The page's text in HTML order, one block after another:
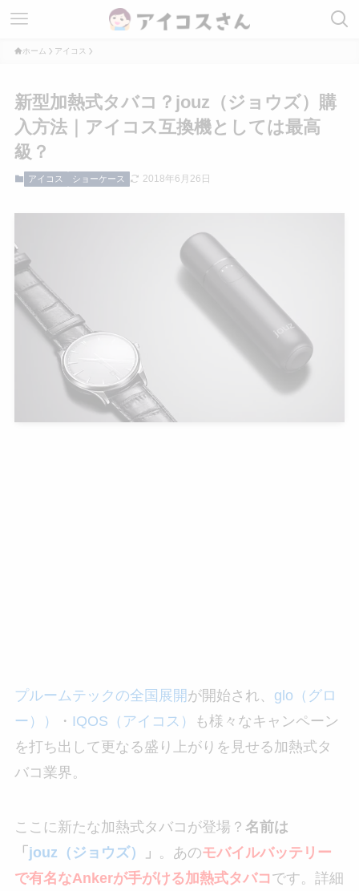
ホーム アイコス
新型加熱式タバコ？jouz（ジョウズ）購
入方法｜アイコス互換機としては最高
級？
アイコス ショーケース 2018年6月26日
プルームテックの全国展開 が開始され、 glo（グロ
ー））
・ IQOS（アイコス）
も様々なキャンペーン
を打ち出して更なる盛り上がりを見せる加熱式タ
バコ業界。
ここに新たな加熱式タバコが登場？ 名前は
「 jouz（ジョウズ） 」 。あのモバイルバッテリー
で有名なAnkerが手がける加熱式タバコ です。詳細